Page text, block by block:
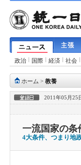
政治 国際 経済 社会
ホーム > 教養
2011年05月25
一流国家の条
4大条件、つまり地